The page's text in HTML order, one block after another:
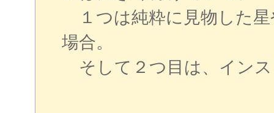
１つは純粋に見物した
場合。
そして２つ目は、イン